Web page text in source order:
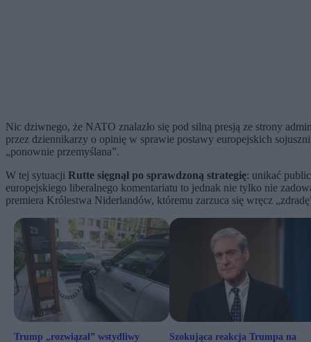
Nic dziwnego, że NATO znalazło się pod silną presją ze strony
przez dziennikarzy o opinię w sprawie postawy europejskich
„ponownie przemyślana”.
W tej sytuacji Rutte sięgnął po sprawdzoną strategię: unikać
europejskiego liberalnego komentariatu to jednak nie tylko nie
premiera Królestwa Niderlandów, któremu zarzuca się wręcz
Trump „rozwiązał” wstydliwy Szokująca reakcja Trumpa na